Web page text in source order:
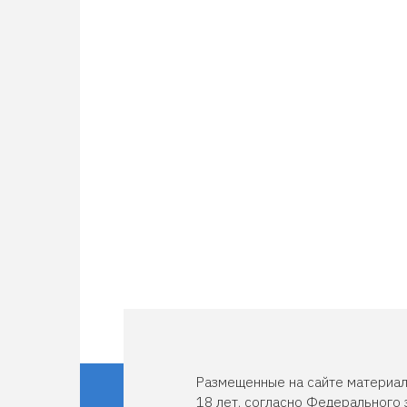
Размещенные на сайте
18 лет, согласно